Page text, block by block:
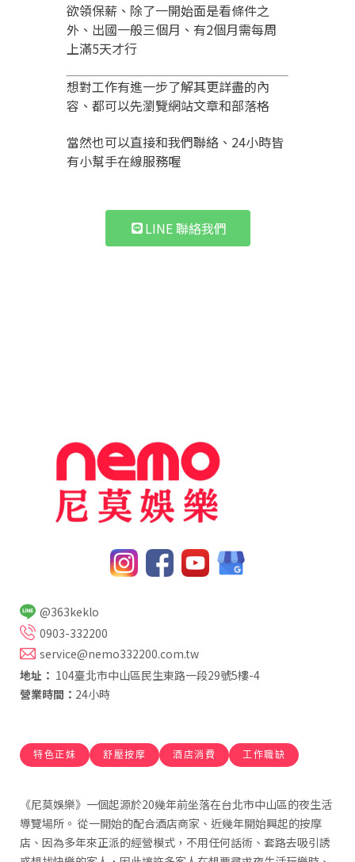
欲領保薪、除了一開始面是看條件之
外、出國一般三個月、有2個月需每周
上滿5天才行
想對工作有進一步了解其更詳盡的內
容、都可以先瀏覽網站文章和部落格
當然也可以直接和我們聯絡、24小時皆
有小幫手在線服務喔
LINE 聯絡我們
@363keklo
0903-332200
service@nemo332200.com.tw
地址： 104臺北市中山區民生東路一段29號5樓-4
營業時間： 24小時
特色正妹 舒壓按摩 酒店消費 工作職缺
《尼莫娛樂》一個起源於20幾年前坐落在台北市中山區的夜生活
導覽場所。 從一開始的配合酒店商家、近幾年開始興起的按摩
店、因為多年來正派的經營模式，不用任何話術、套路去吸引誘